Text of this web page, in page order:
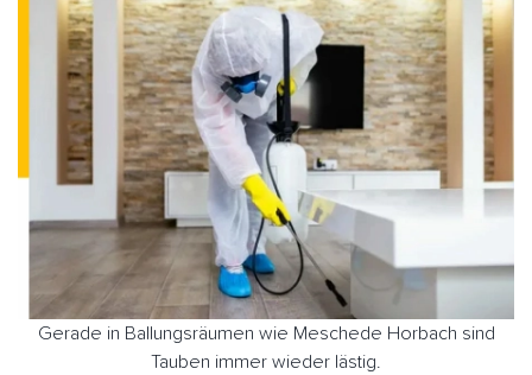
Gerade in Ballungsräumen wie Meschede Horbach sind
Tauben immer wieder lästig.